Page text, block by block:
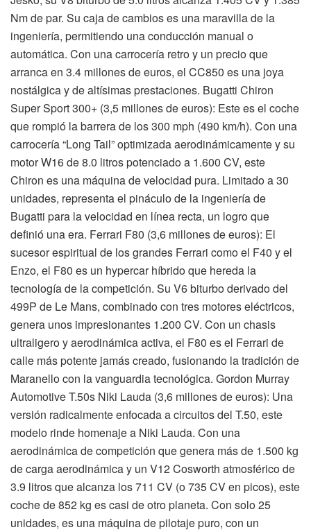
Nm de par. Su caja de cambios es una maravilla de la
ingeniería, permitiendo una conducción manual o
automática. Con una carrocería retro y un precio que
arranca en 3.4 millones de euros, el CC850 es una joya
nostálgica y de altísimas prestaciones. Bugatti Chiron
Super Sport 300+ (3,5 millones de euros): Este es el coche
que rompió la barrera de los 300 mph (490 km/h). Con una
carrocería “Long Tail” optimizada aerodinámicamente y su
motor W16 de 8.0 litros potenciado a 1.600 CV, este
Chiron es una máquina de velocidad pura. Limitado a 30
unidades, representa el pináculo de la ingeniería de
Bugatti para la velocidad en línea recta, un logro que
definió una era. Ferrari F80 (3,6 millones de euros): El
sucesor espiritual de los grandes Ferrari como el F40 y el
Enzo, el F80 es un hypercar híbrido que hereda la
tecnología de la competición. Su V6 biturbo derivado del
499P de Le Mans, combinado con tres motores eléctricos,
genera unos impresionantes 1.200 CV. Con un chasis
ultraligero y aerodinámica activa, el F80 es el Ferrari de
calle más potente jamás creado, fusionando la tradición de
Maranello con la vanguardia tecnológica. Gordon Murray
Automotive T.50s Niki Lauda (3,6 millones de euros): Una
versión radicalmente enfocada a circuitos del T.50, este
modelo rinde homenaje a Niki Lauda. Con una
aerodinámica de competición que genera más de 1.500 kg
de carga aerodinámica y un V12 Cosworth atmosférico de
3.9 litros que alcanza los 711 CV (o 735 CV en picos), este
coche de 852 kg es casi de otro planeta. Con solo 25
unidades, es una máquina de pilotaje puro, con un